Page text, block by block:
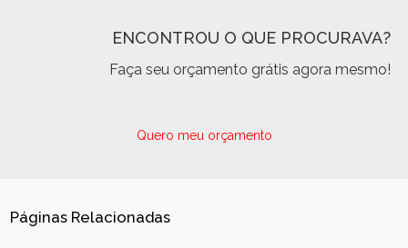
ENCONTROU O QUE PROCURAVA?
Faça seu orçamento grátis agora mesmo!
Quero meu orçamento
Páginas Relacionadas